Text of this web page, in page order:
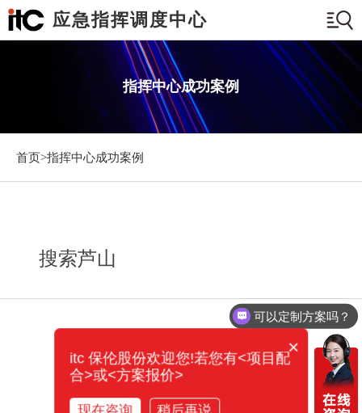
应急指挥调度中心
指挥中心成功案例
首页>指挥中心成功案例
搜索芦山
可以定制方案吗？
×
itc 保伦股份欢迎您!若您有<项目配
合>或<方案报价>